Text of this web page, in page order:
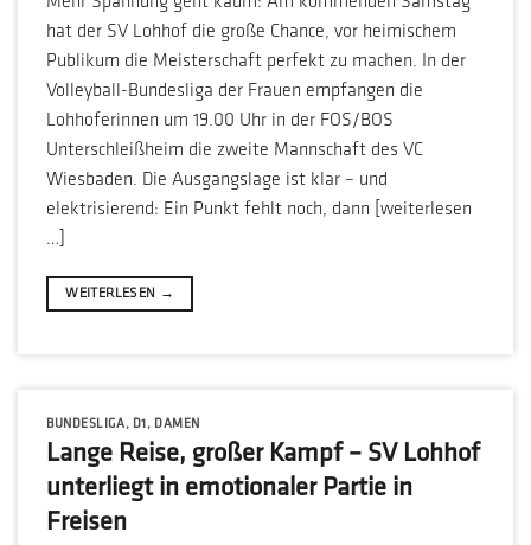
hat der SV Lohhof die große Chance, vor heimischem
Publikum die Meisterschaft perfekt zu machen. In der
Volleyball-Bundesliga der Frauen empfangen die
Lohhoferinnen um 19.00 Uhr in der FOS/BOS
Unterschleißheim die zweite Mannschaft des VC
Wiesbaden. Die Ausgangslage ist klar – und
elektrisierend: Ein Punkt fehlt noch, dann [weiterlesen
…]
WEITERLESEN →
BUNDESLIGA, D1 , DAMEN
Lange Reise, großer Kampf – SV Lohhof
unterliegt in emotionaler Partie in
Freisen